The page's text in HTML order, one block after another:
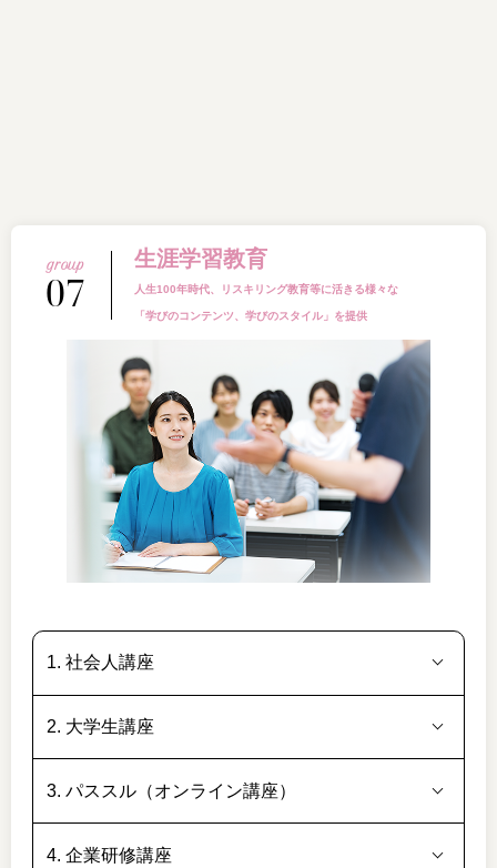
07
生涯学習教育
人生100年時代、リスキリング教育等に活きる様々な
「学びのコンテンツ、学びのスタイル」を提供
1. 社会人講座
2. 大学生講座
3. パススル（オンライン講座）
4. 企業研修講座